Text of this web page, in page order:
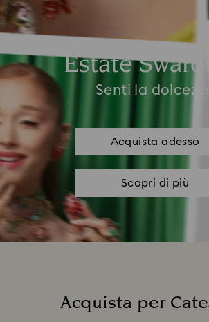
Estate
Senti la dolcezza
Acquista adesso
Scopri di più
Acquista per